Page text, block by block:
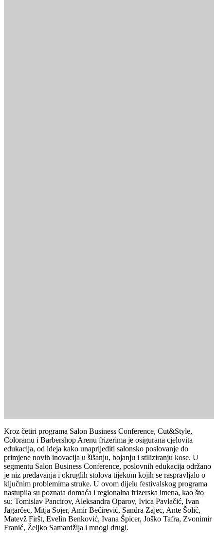
Kroz četiri programa Salon Business Conference, Cut&Style,
Coloramu i Barbershop Arenu frizerima je osigurana cjelovita
edukacija, od ideja kako unaprijediti salonsko poslovanje do
primjene novih inovacija u šišanju, bojanju i stiliziranju kose. U
segmentu Salon Business Conference, poslovnih edukacija održano
je niz predavanja i okruglih stolova tijekom kojih se raspravljalo o
ključnim problemima struke. U ovom dijelu festivalskog programa
nastupila su poznata domaća i regionalna frizerska imena, kao što
su: Tomislav Pancirov, Aleksandra Oparov, Ivica Pavlačić, Ivan
Jagarčec, Mitja Sojer, Amir Bečirević, Sandra Zajec, Ante Šolić,
Matevž Firšt, Evelin Benković, Ivana Špicer, Joško Tafra, Zvonimir
Franić, Željko Samardžija i mnogi drugi.